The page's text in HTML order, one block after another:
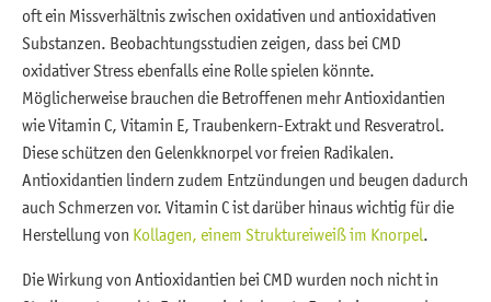
oft ein Missverhältnis zwischen oxidativen und antioxidativen
Substanzen. Beobachtungsstudien zeigen, dass bei CMD
oxidativer Stress ebenfalls eine Rolle spielen könnte.
Möglicherweise brauchen die Betroffenen mehr Antioxidantien
wie Vitamin C, Vitamin E, Traubenkern-Extrakt und Resveratrol.
Diese schützen den Gelenkknorpel vor freien Radikalen.
Antioxidantien lindern zudem Entzündungen und beugen dadurch
auch Schmerzen vor. Vitamin C ist darüber hinaus wichtig für die
Herstellung von Kollagen, einem Struktureiweiß im Knorpel.
Die Wirkung von Antioxidantien bei CMD wurden noch nicht in